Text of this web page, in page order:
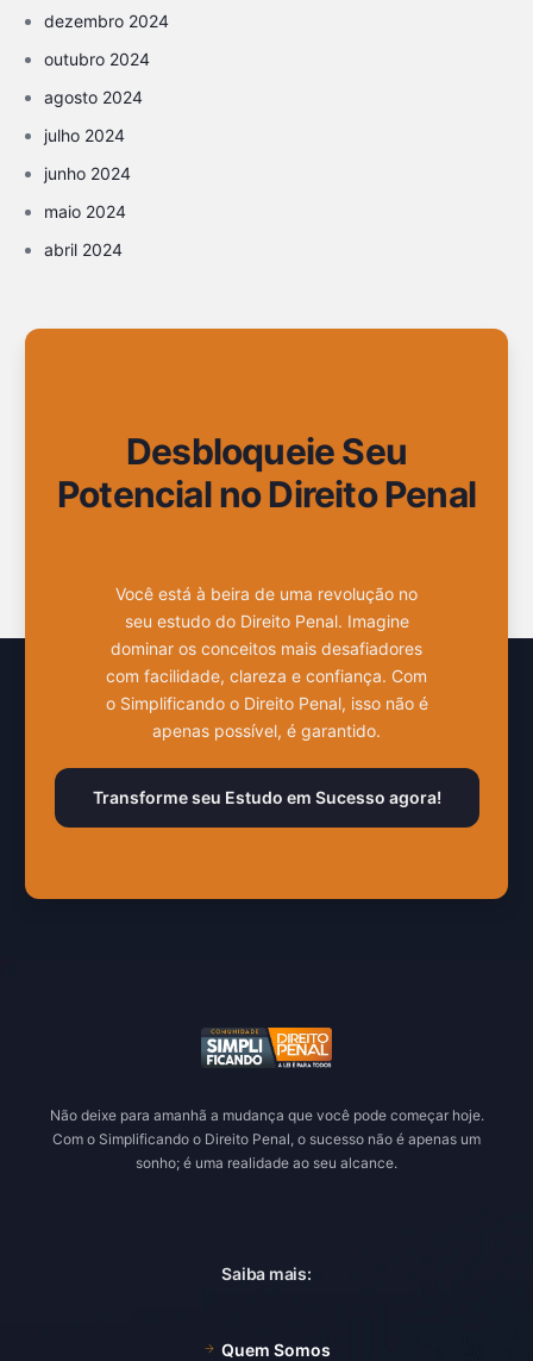
dezembro 2024
outubro 2024
agosto 2024
julho 2024
junho 2024
maio 2024
abril 2024
Desbloqueie Seu
Potencial no Direito Penal
Você está à beira de uma revolução no
seu estudo do Direito Penal. Imagine
dominar os conceitos mais desafiadores
com facilidade, clareza e confiança. Com
o Simplificando o Direito Penal, isso não é
apenas possível, é garantido.
Transforme seu Estudo em Sucesso agora!
Não deixe para amanhã a mudança que você pode começar hoje.
Com o Simplificando o Direito Penal, o sucesso não é apenas um
sonho; é uma realidade ao seu alcance.
Saiba mais:
Quem Somos